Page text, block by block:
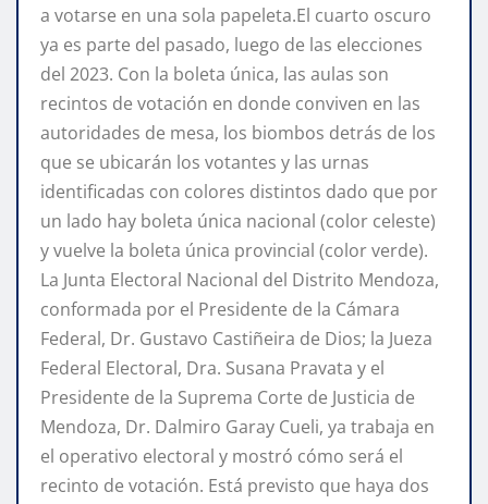
a votarse en una sola papeleta.El cuarto oscuro
ya es parte del pasado, luego de las elecciones
del 2023. Con la boleta única, las aulas son
recintos de votación en donde conviven en las
autoridades de mesa, los biombos detrás de los
que se ubicarán los votantes y las urnas
identificadas con colores distintos dado que por
un lado hay boleta única nacional (color celeste)
y vuelve la boleta única provincial (color verde).
La Junta Electoral Nacional del Distrito Mendoza,
conformada por el Presidente de la Cámara
Federal, Dr. Gustavo Castiñeira de Dios; la Jueza
Federal Electoral, Dra. Susana Pravata y el
Presidente de la Suprema Corte de Justicia de
Mendoza, Dr. Dalmiro Garay Cueli, ya trabaja en
el operativo electoral y mostró cómo será el
recinto de votación. Está previsto que haya dos